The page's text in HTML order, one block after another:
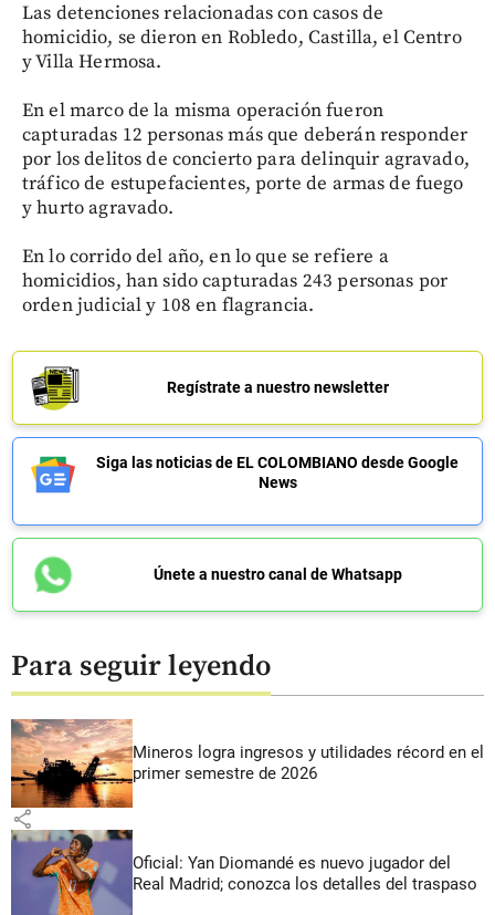
Las detenciones relacionadas con casos de
homicidio, se dieron en Robledo, Castilla, el Centro
y Villa Hermosa.
En el marco de la misma operación fueron
capturadas 12 personas más que deberán responder
por los delitos de concierto para delinquir agravado,
tráfico de estupefacientes, porte de armas de fuego
y hurto agravado.
En lo corrido del año, en lo que se refiere a
homicidios, han sido capturadas 243 personas por
orden judicial y 108 en flagrancia.
Regístrate a nuestro newsletter
Siga las noticias de EL COLOMBIANO desde Google
News
Únete a nuestro canal de Whatsapp
Para seguir leyendo
Mineros logra ingresos y utilidades récord en el
primer semestre de 2026
share
Oficial: Yan Diomandé es nuevo jugador del
Real Madrid; conozca los detalles del traspaso